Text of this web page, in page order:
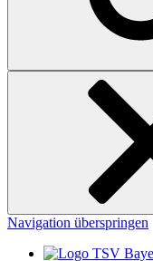
Navigation überspringen